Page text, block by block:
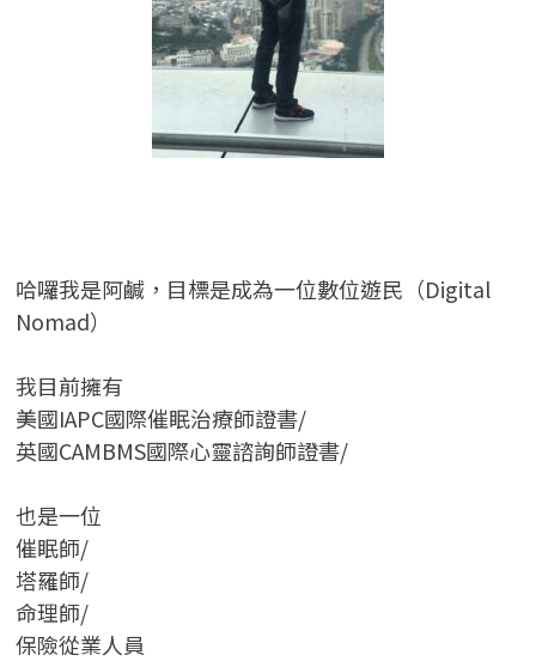
哈囉我是阿鹹，目標是成為一位數位遊民（Digital
Nomad）
我目前擁有
美國IAPC國際催眠治療師證書/
英國CAMBMS國際心靈諮詢師證書/
也是一位
催眠師/
塔羅師/
命理師/
保險從業人員